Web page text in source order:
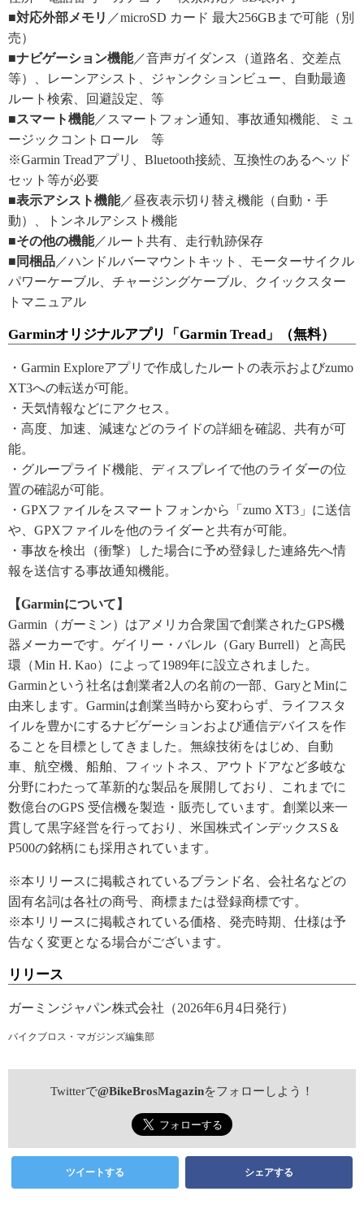
■対応外部メモリ ／microSD カード 最大256GBまで可能（別
売）
■ナビゲーション機能／音声ガイダンス（道路名、交差点
等）、レーンアシスト、ジャンクションビュー、自動最適
ルート検索、回避設定、等
■スマート機能／スマートフォン通知、事故通知機能、ミュ
ージックコントロール 等
※Garmin Treadアプリ、Bluetooth接続、互換性のあるヘッド
セット等が必要
■表示アシスト機能／昼夜表示切り替え機能（自動・手
動）、トンネルアシスト機能
■その他の機能／ルート共有、走行軌跡保存
■同梱品 ／ハンドルバーマウントキット、モーターサイクル
パワーケーブル、チャージングケーブル、クイックスター
トマニュアル
Garminオリジナルアプリ「Garmin Tread」（無料）
・Garmin Exploreアプリで作成したルートの表示およびzumo
XT3への転送が可能。
・天気情報などにアクセス。
・高度、加速、減速などのライドの詳細を確認、共有が可
能。
・グループライド機能、ディスプレイで他のライダーの位
置の確認が可能。
・GPXファイルをスマートフォンから「zumo XT3」に送信
や、GPXファイルを他のライダーと共有が可能。
・事故を検出（衝撃）した場合に予め登録した連絡先へ情
報を送信する事故通知機能。
【Garminについて】
Garmin（ガーミン）はアメリカ合衆国で創業されたGPS機
器メーカーです。ゲイリー・バレル（Gary Burrell）と高民
環（Min H. Kao）によって1989年に設立されました。
Garminという社名は創業者2人の名前の一部、GaryとMinに
由来します。Garminは創業当時から変わらず、ライフスタ
イルを豊かにするナビゲーションおよび通信デバイスを作
ることを目標としてきました。無線技術をはじめ、自動
車、航空機、船舶、フィットネス、アウトドアなど多岐な
分野にわたって革新的な製品を展開しており、これまでに
数億台のGPS 受信機を製造・販売しています。創業以来一
貫して黒字経営を行っており、米国株式インデックスS＆
P500の銘柄にも採用されています。
※本リリースに掲載されているブランド名、会社名などの
固有名詞は各社の商号、商標または登録商標です。
※本リリースに掲載されている価格、発売時期、仕様は予
告なく変更となる場合がございます。
リリース
ガーミンジャパン株式会社（2026年6月4日発行）
バイクブロス・マガジンズ編集部
Twitterで@BikeBrosMagazinをフォローしよう！
ツイートする シェアする